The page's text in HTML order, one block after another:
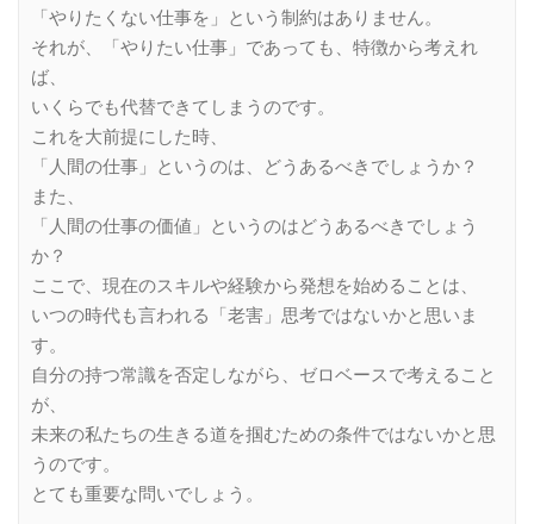
「やりたくない仕事を」という制約はありません。
それが、「やりたい仕事」であっても、特徴から考えれ
ば、
いくらでも代替できてしまうのです。
これを大前提にした時、
「人間の仕事」というのは、どうあるべきでしょうか？
また、
「人間の仕事の価値」というのはどうあるべきでしょう
か？
ここで、現在のスキルや経験から発想を始めることは、
いつの時代も言われる「老害」思考ではないかと思いま
す。
自分の持つ常識を否定しながら、ゼロベースで考えること
が、
未来の私たちの生きる道を掴むための条件ではないかと思
うのです。
とても重要な問いでしょう。